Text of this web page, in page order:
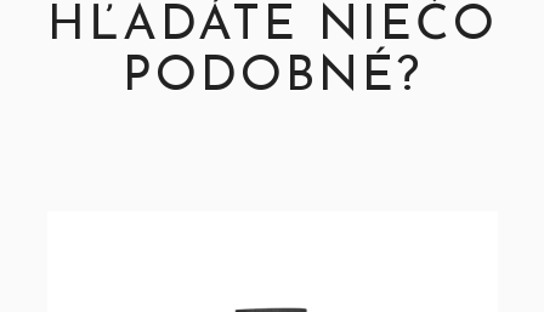
HĽADÁTE NIEČO
PODOBNÉ?